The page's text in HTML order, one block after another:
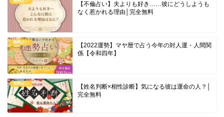
【不倫占い】夫よりも好き……彼にどうしようも
なく惹かれる理由│完全無料
無料占い
【2022運勢】マヤ暦で占う今年の対人運・人間関
係【令和四年】
無料占い
【姓名判断×相性診断】気になる彼は運命の人？│
完全無料